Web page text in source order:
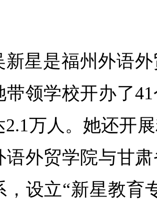
新星是福州外语
带领学校开办了
2.1万人。她还开
语外贸学院与甘
，设立“新星教育